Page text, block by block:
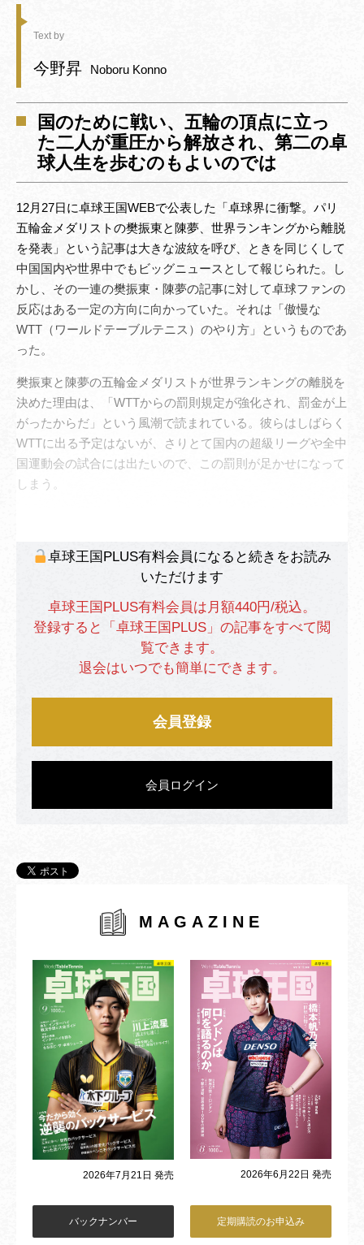
Text by
今野昇 Noboru Konno
国のために戦い、五輪の頂点に立っ
た二人が重圧から解放され、第二の卓
球人生を歩むのもよいのでは
12月27日に卓球王国WEBで公表した「卓球界に衝撃。パリ
五輪金メダリストの樊振東と陳夢、世界ランキングから離脱
を発表」という記事は大きな波紋を呼び、ときを同じくして
中国国内や世界中でもビッグニュースとして報じられた。し
かし、その一連の樊振東・陳夢の記事に対して卓球ファンの
反応はある一定の方向に向かっていた。それは「傲慢な
WTT（ワールドテーブルテニス）のやり方」というものであ
った。
樊振東と陳夢の五輪金メダリストが世界ランキングの離脱を
決めた理由は、「WTTからの罰則規定が強化され、罰金が上
がったからだ」という風潮で読まれている。彼らはしばらく
WTTに出る予定はないが、さりとて国内の超級リーグや全中
国運動会の試合には出たいので、この罰則が足かせになって
しまう。
卓球王国PLUS有料会員になると続きをお読み
いただけます
卓球王国PLUS有料会員は月額440円/税込。
登録すると「卓球王国PLUS」の記事をすべて閲
覧できます。
退会はいつでも簡単にできます。
会員登録
会員ログイン
MAGAZINE
2026年7月21日 発売 2026年6月22日 発売
バックナンバー 定期購読のお申込み